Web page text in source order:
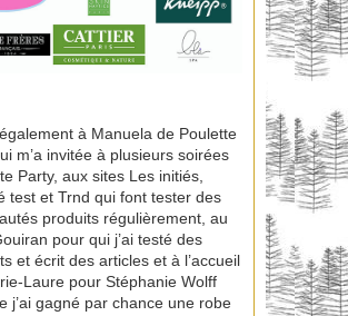
à Manuela de Poulette
m’a invitée à plusieurs soirées
Party, aux sites Les initiés,
test et Trnd qui font tester des
produits régulièrement, au
pour qui j’ai testé des
et écrit des articles et à l’accueil
Laure pour Stéphanie Wolff
j’ai gagné par chance une robe